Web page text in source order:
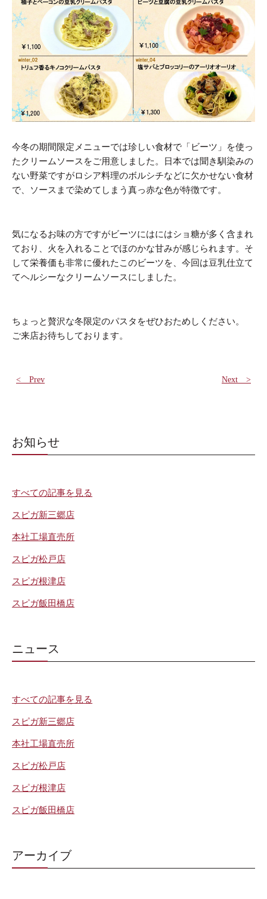
今冬の期間限定メニューでは珍しい食材で「ビーツ」を使っ
たクリームソースをご用意しました。日本では聞き馴染みの
ない野菜ですがロシア料理のボルシチなどに欠かせない食材
で、ソースまで染めてしまう真っ赤な色が特徴です。
気になるお味の方ですがビーツにはにはショ糖が多く含まれ
ており、火を入れることでほのかな甘みが感じられます。そ
して栄養価も非常に優れたこのビーツを、今回は豆乳仕立て
てヘルシーなクリームソースにしました。
ちょっと贅沢な冬限定のパスタをぜひおためしください。
ご来店お待ちしております。
< Prev Next >
お知らせ
すべての記事を見る
スピガ新三郷店
本社工場直売所
スピガ松戸店
スピガ根津店
スピガ飯田橋店
ニュース
すべての記事を見る
スピガ新三郷店
本社工場直売所
スピガ松戸店
スピガ根津店
スピガ飯田橋店
アーカイブ